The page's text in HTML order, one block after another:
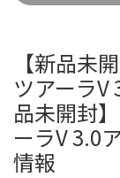
【新品未
ツアーラV
品未開封
ーラV 3.0
情報